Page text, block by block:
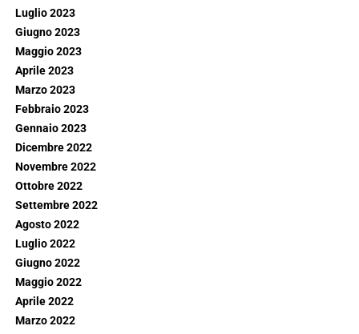
Luglio 2023
Giugno 2023
Maggio 2023
Aprile 2023
Marzo 2023
Febbraio 2023
Gennaio 2023
Dicembre 2022
Novembre 2022
Ottobre 2022
Settembre 2022
Agosto 2022
Luglio 2022
Giugno 2022
Maggio 2022
Aprile 2022
Marzo 2022